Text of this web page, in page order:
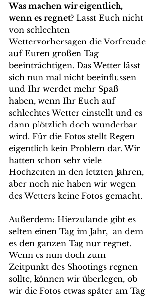
Was machen wir eigentlich,
wenn es regnet? Lasst Euch nicht
von schlechten
Wettervorhersagen die Vorfreude
auf Euren großen Tag
beeinträchtigen. Das Wetter lässt
sich nun mal nicht beeinflussen
und Ihr werdet mehr Spaß
haben, wenn Ihr Euch auf
schlechtes Wetter einstellt und es
dann plötzlich doch wunderbar
wird. Für die Fotos stellt Regen
eigentlich kein Problem dar. Wir
hatten schon sehr viele
Hochzeiten in den letzten Jahren,
aber noch nie haben wir wegen
des Wetters keine Fotos gemacht.
Außerdem: Hierzulande gibt es
selten einen Tag im Jahr,  an dem
es den ganzen Tag nur regnet.
Wenn es nun doch zum
Zeitpunkt des Shootings regnen
sollte, können wir überlegen, ob
wir die Fotos etwas später am Tag